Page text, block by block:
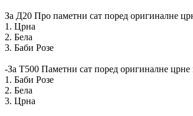
За Д20 Про паметни сат поред оригиналне
1. Црна
2. Бела
3. Баби Розе
-За Т500 Паметни сат поред оригиналне црне
1. Баби Розе
2. Бела
3. Црна